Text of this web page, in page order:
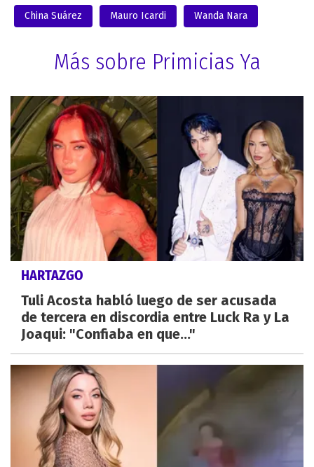
China Suárez Mauro Icardi Wanda Nara
Más sobre Primicias Ya
HARTAZGO
Tuli Acosta habló luego de ser acusada
de tercera en discordia entre Luck Ra y La
Joaqui: "Confiaba en que..."